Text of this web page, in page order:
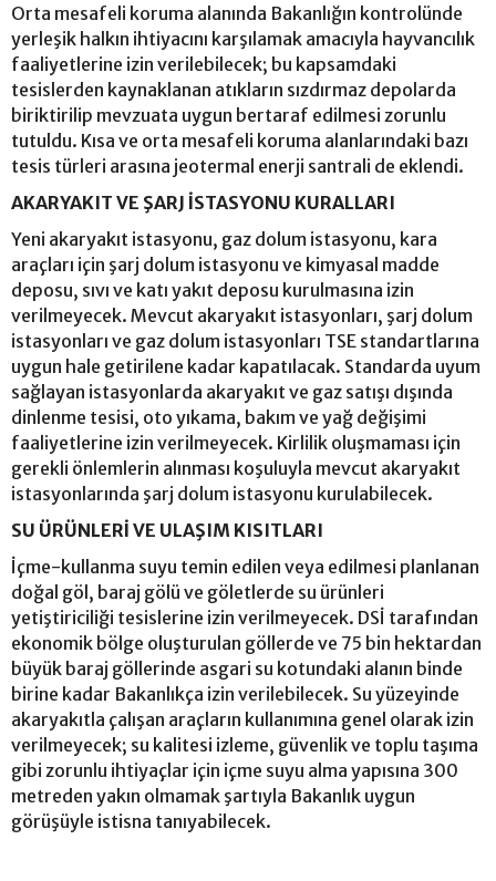
Orta mesafeli koruma alanında Bakanlığın kontrolünde
yerleşik halkın ihtiyacını karşılamak amacıyla hayvancılık
faaliyetlerine izin verilebilecek; bu kapsamdaki
tesislerden kaynaklanan atıkların sızdırmaz depolarda
biriktirilip mevzuata uygun bertaraf edilmesi zorunlu
tutuldu. Kısa ve orta mesafeli koruma alanlarındaki bazı
tesis türleri arasına jeotermal enerji santrali de eklendi.
AKARYAKIT VE ŞARJ İSTASYONU KURALLARI
Yeni akaryakıt istasyonu, gaz dolum istasyonu, kara
araçları için şarj dolum istasyonu ve kimyasal madde
deposu, sıvı ve katı yakıt deposu kurulmasına izin
verilmeyecek. Mevcut akaryakıt istasyonları, şarj dolum
istasyonları ve gaz dolum istasyonları TSE standartlarına
uygun hale getirilene kadar kapatılacak. Standarda uyum
sağlayan istasyonlarda akaryakıt ve gaz satışı dışında
dinlenme tesisi, oto yıkama, bakım ve yağ değişimi
faaliyetlerine izin verilmeyecek. Kirlilik oluşmaması için
gerekli önlemlerin alınması koşuluyla mevcut akaryakıt
istasyonlarında şarj dolum istasyonu kurulabilecek.
SU ÜRÜNLERİ VE ULAŞIM KISITLARI
İçme-kullanma suyu temin edilen veya edilmesi planlanan
doğal göl, baraj gölü ve göletlerde su ürünleri
yetiştiriciliği tesislerine izin verilmeyecek. DSİ tarafından
ekonomik bölge oluşturulan göllerde ve 75 bin hektardan
büyük baraj göllerinde asgari su kotundaki alanın binde
birine kadar Bakanlıkça izin verilebilecek. Su yüzeyinde
akaryakıtla çalışan araçların kullanımına genel olarak izin
verilmeyecek; su kalitesi izleme, güvenlik ve toplu taşıma
gibi zorunlu ihtiyaçlar için içme suyu alma yapısına 300
metreden yakın olmamak şartıyla Bakanlık uygun
görüşüyle istisna tanıyabilecek.